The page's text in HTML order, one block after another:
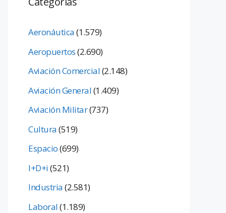
Aeronáutica(1.579)
Aeropuertos(2.690)
Aviación Comercial(2.148)
Aviación General(1.409)
Aviación Militar(737)
Cultura(519)
Espacio(699)
I+D+i(521)
Industria(2.581)
Laboral(1.189)